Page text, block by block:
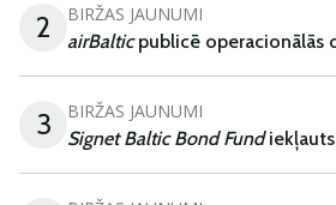
2 BIRŽAS JAUNUMI
airBalticpublicē operacionālās
3 BIRŽAS JAUNUMI
Signet Baltic Bond Fundiekļauts